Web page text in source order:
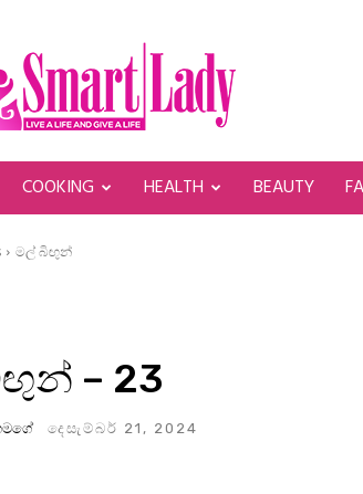
COOKING HEALTH BEAUTY
මල් බිඟුන්
– 23
දෙසැම්බර් 21, 2024